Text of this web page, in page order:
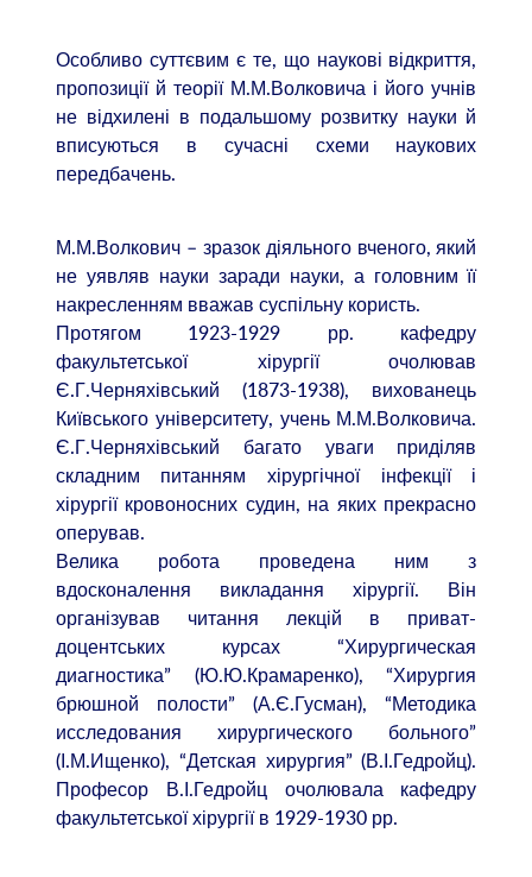
Особливо суттєвим є те, що наукові відкриття,
пропозиції й теорії М.М.Волковича і його учнів
не відхилені в подальшому розвитку науки й
вписуються в сучасні схеми наукових
передбачень.
М.М.Волкович – зразок діяльного вченого, який
не уявляв науки заради науки, а головним її
накресленням вважав суспільну користь.
Протягом 1923-1929 рр. кафедру
факультетської хірургії очолював
Є.Г.Черняхівський (1873-1938), вихованець
Київського університету, учень М.М.Волковича.
Є.Г.Черняхівський багато уваги приділяв
складним питанням хірургічної інфекції і
хірургії кровоносних судин, на яких прекрасно
оперував.
Велика робота проведена ним з
вдосконалення викладання хірургії. Він
організував читання лекцій в приват-
доцентських курсах “Хирургическая
диагностика” (Ю.Ю.Крамаренко), “Хирургия
брюшной полости” (А.Є.Гусман), “Методика
исследования хирургического больного”
(І.М.Ищенко), “Детская хирургия” (В.І.Гедройц).
Професор В.І.Гедройц очолювала кафедру
факультетської хірургії в 1929-1930 рр.